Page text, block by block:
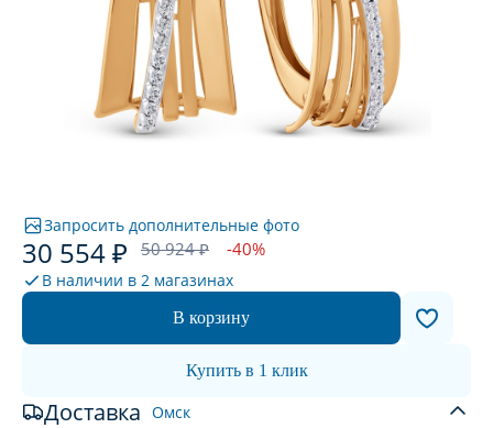
Запросить дополнительные фото
30 554 ₽ 50 924 ₽ -40%
В наличии в 2 магазинах
В корзину
Купить в 1 клик
Доставка Омск